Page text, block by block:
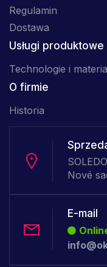
Regulamin
Dostawa
Usługi produktowe
Technologie i
O firmie
Historia
Nové
E-mail